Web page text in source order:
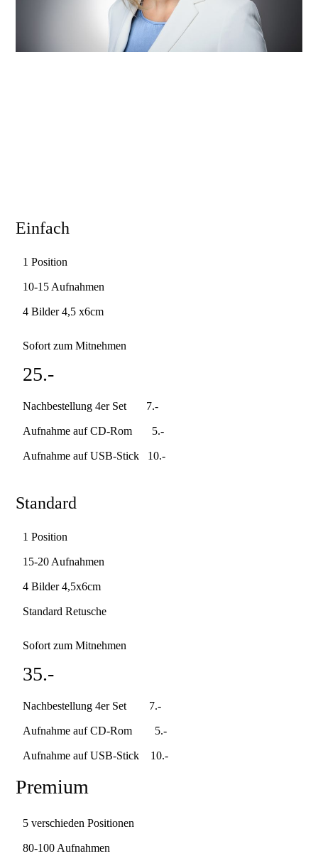
Einfach
1 Position
10-15 Aufnahmen
4 Bilder 4,5 x6cm
Sofort zum Mitnehmen
25.-
Nachbestellung 4er Set 7.-
Aufnahme auf CD-Rom 5.-
Aufnahme auf USB-Stick 10.-
Standard
1 Position
15-20 Aufnahmen
4 Bilder 4,5x6cm
Standard Retusche
Sofort zum Mitnehmen
35.-
Nachbestellung 4er Set 7.-
Aufnahme auf CD-Rom 5.-
Aufnahme auf USB-Stick 10.-
Premium
5 verschieden Positionen
80-100 Aufnahmen